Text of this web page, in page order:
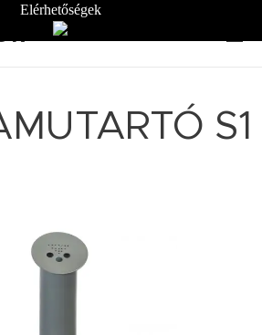
S1
Elérhetőségek